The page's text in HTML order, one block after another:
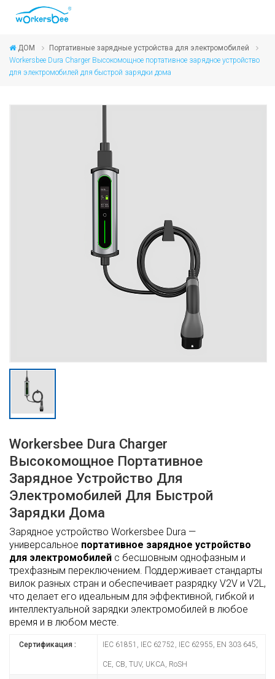
ДОМ
Портативные зарядные устройства для электромобилей
Workersbee Dura Charger Высокомощное портативное зарядное устройство
для электромобилей для быстрой зарядки дома
Workersbee Dura Charger
Высокомощное Портативное
Зарядное Устройство Для
Электромобилей Для Быстрой
Зарядки Дома
Зарядное устройство Workersbee Dura —
универсальное портативное зарядное устройство
для электромобилей с бесшовным однофазным и
трехфазным переключением. Поддерживает стандарты
вилок разных стран и обеспечивает разрядку V2V и V2L,
что делает его идеальным для эффективной, гибкой и
интеллектуальной зарядки электромобилей в любое
время и в любом месте.
Сертификация : IEC 61851, IEC 62752, IEC 62955, EN 303 645,
CE, CB, TUV, UKCA, RoSH